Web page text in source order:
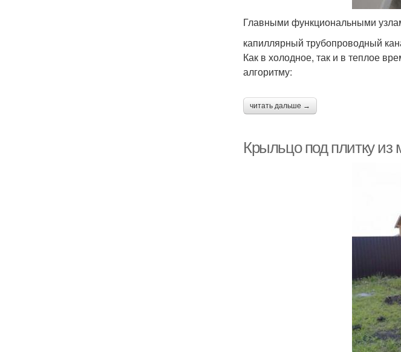
Главными функциональными
капиллярный трубопроводный
Как в холодное, так и в теплое
алгоритму:
читать дальше →
Крыльцо под плитку из